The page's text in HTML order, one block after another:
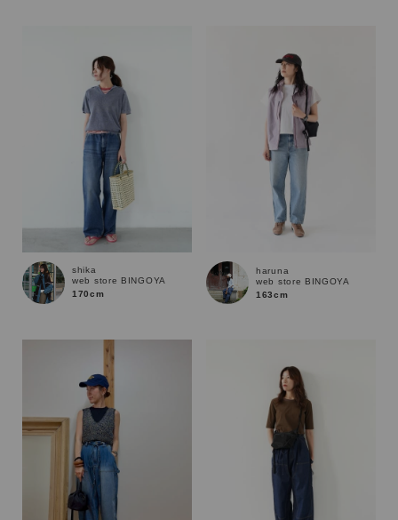
キーワード
MENS KIDS
shika
web store BINGOYA
170cm
haruna
web store BINGOYA
163cm